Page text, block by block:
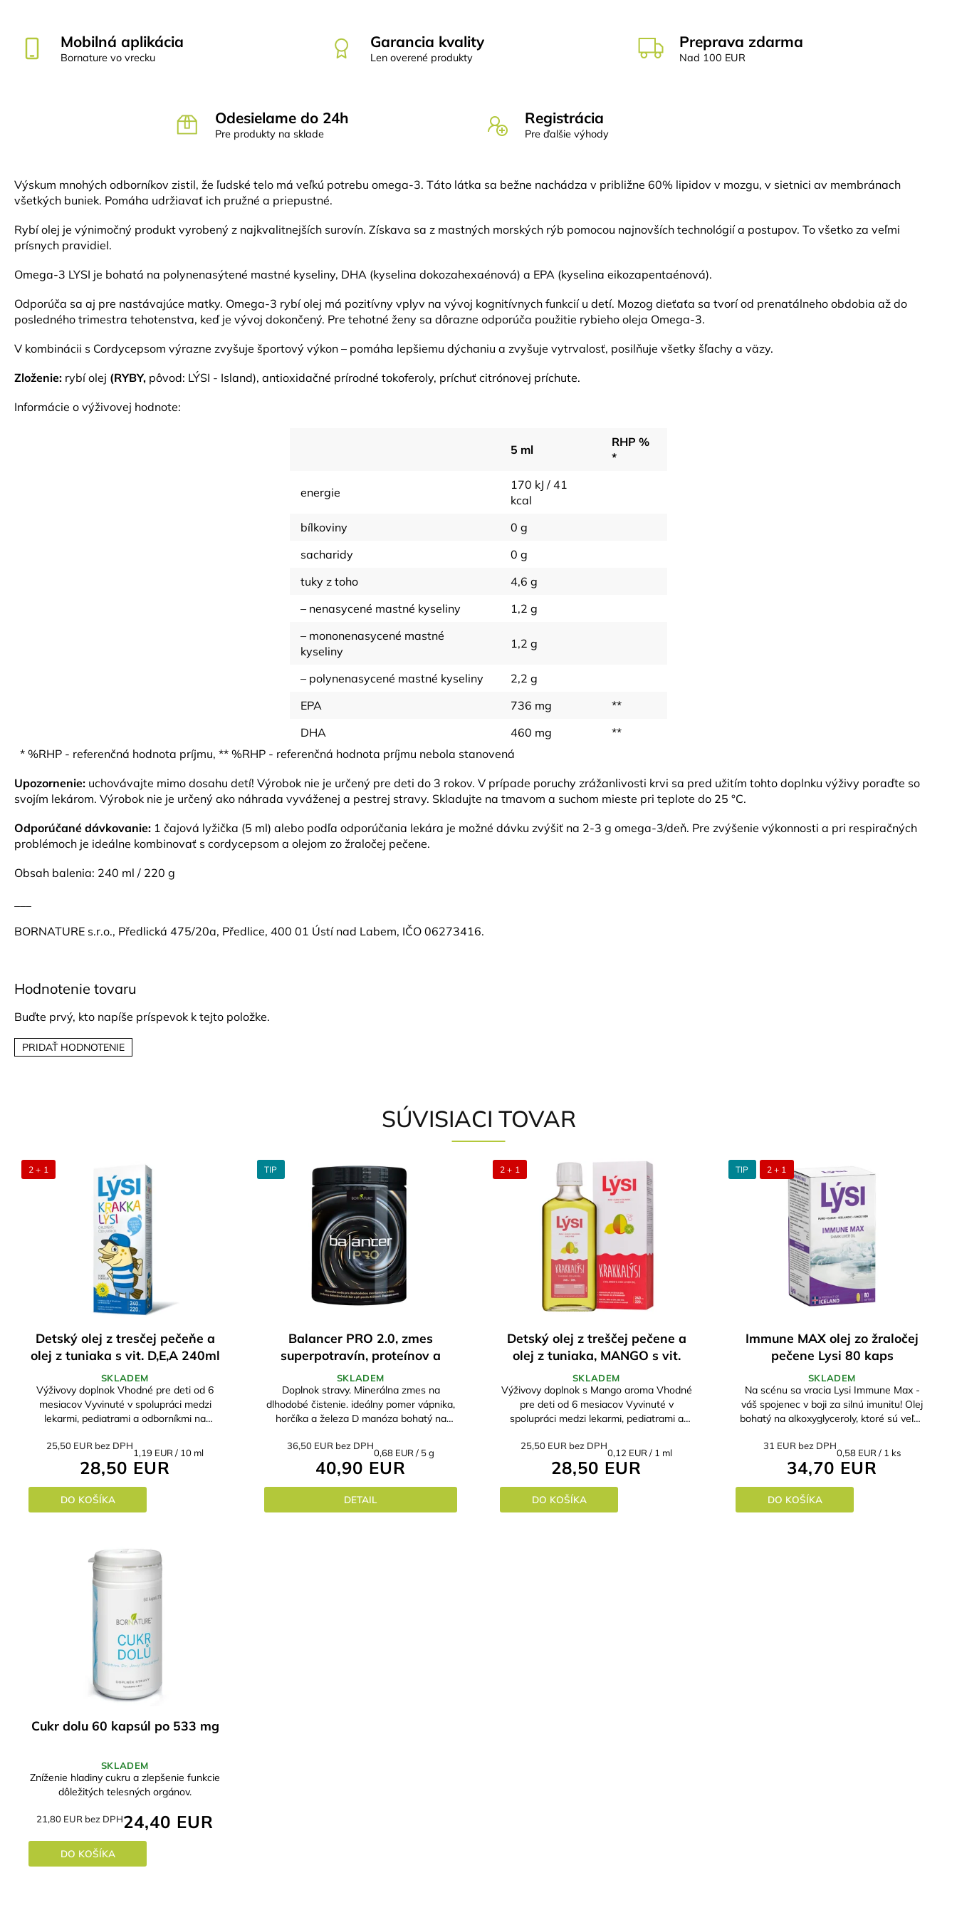
Mobilná aplikácia
Bornature vo vrecku
Garancia kvality
Len overené produkty
Preprava zdarma
Nad 100 EUR
Odesielame do 24h
Pre produkty na sklade
Registrácia
Pre ďalšie výhody
SÚVISIACI TOVAR
2 + 1
Detský olej z tresčej pečeňe a
olej z tuniaka s vit. D,E,A 240ml
SKLADEM
25,50 EUR bez DPH
28,50 EUR
Jednotková
cena:
1,19 EUR / 10 ml
DO KOŠÍKA
Výživovy doplnok Vhodné pre deti od 6
mesiacov Vyvinuté v spolupráci medzi
lekarmi, pediatrami a odborníkmi na
správania výrobok...
TIP
Balancer PRO 2.0, zmes
superpotravín, proteínov a
minerálov 300 g
SKLADEM
36,50 EUR bez DPH
40,90 EUR
Jednotková
cena:
0,68 EUR / 5 g
DETAIL
Doplnok stravy. Minerálna zmes na
dlhodobé čistenie. ideálny pomer vápnika,
horčíka a železa D manóza bohatý na
vhodná na mechanickú...
2 + 1
Detský olej z treščej pečene a
olej z tuniaka, MANGO s vit.
D,E,A 240ml
SKLADEM
25,50 EUR bez DPH
28,50 EUR
Jednotková
cena:
0,12 EUR / 1 ml
DO KOŠÍKA
Výživovy doplnok s Mango aroma Vhodné
pre deti od 6 mesiacov Vyvinuté v
spolupráci medzi lekarmi, pediatrami a
detí a poruchy správania...
TIP 2 + 1
Immune MAX olej zo žraločej
pečene Lysi 80 kaps
SKLADEM
31 EUR bez DPH
34,70 EUR
Jednotková
cena:
0,58 EUR / 1 ks
DO KOŠÍKA
Na scénu sa vracia Lysi Immune Max -
váš spojenec v boji za silnú imunitu! Olej
bohatý na alkoxyglyceroly, ktoré sú veľmi
Cukr dolu 60 kapsúl po 533 mg
SKLADEM
21,80 EUR bez DPH24,40 EUR
DO KOŠÍKA
Zníženie hladiny cukru a zlepšenie funkcie
dôležitých telesných orgánov.
Výskum mnohých odborníkov zistil, že ľudské telo má veľkú potrebu omega-3. Táto látka sa bežne nachádza v približne 60% lipidov v mozgu, v sietnici av membránach
všetkých buniek. Pomáha udržiavať ich pružné a priepustné.
Rybí olej je výnimočný produkt vyrobený z najkvalitnejších surovín. Získava sa z mastných morských rýb pomocou najnovších technológií a postupov. To všetko za veľmi
prísnych pravidiel.
Omega-3 LYSI je bohatá na polynenasýtené mastné kyseliny, DHA (kyselina dokozahexaénová) a EPA (kyselina eikozapentaénová).
Odporúča sa aj pre nastávajúce matky. Omega-3 rybí olej má pozitívny vplyv na vývoj kognitívnych funkcií u detí. Mozog dieťaťa sa tvorí od prenatálneho obdobia až do
posledného trimestra tehotenstva, keď je vývoj dokončený. Pre tehotné ženy sa dôrazne odporúča použitie rybieho oleja Omega-3.
V kombinácii s Cordycepsom výrazne zvyšuje športový výkon – pomáha lepšiemu dýchaniu a zvyšuje vytrvalosť, posilňuje všetky šľachy a väzy.
Zloženie: rybí olej (RYBY, pôvod: LÝSI - Island), antioxidačné prírodné tokoferoly, príchuť citrónovej príchute.
Informácie o výživovej hodnote:
5 ml
RHP %
*
energie
170 kJ / 41
kcal
bílkoviny
0 g
sacharidy
0 g
tuky z toho
4,6 g
– nenasycené mastné kyseliny
1,2 g
– mononenasycené mastné
kyseliny
1,2 g
– polynenasycené mastné kyseliny
2,2 g
EPA
736 mg
**
DHA
460 mg
**
* %RHP - referenčná hodnota príjmu, ** %RHP - referenčná hodnota príjmu nebola stanovená
Upozornenie: uchovávajte mimo dosahu detí! Výrobok nie je určený pre deti do 3 rokov. V prípade poruchy zrážanlivosti krvi sa pred užitím tohto doplnku výživy poraďte so
svojím lekárom. Výrobok nie je určený ako náhrada vyváženej a pestrej stravy. Skladujte na tmavom a suchom mieste pri teplote do 25 °C.
Odporúčané dávkovanie: 1 čajová lyžička (5 ml) alebo podľa odporúčania lekára je možné dávku zvýšiť na 2-3 g omega-3/deň. Pre zvýšenie výkonnosti a pri respiračných
problémoch je ideálne kombinovať s cordycepsom a olejom zo žraločej pečene.
Obsah balenia: 240 ml / 220 g
BORNATURE s.r.o., Předlická 475/20a, Předlice, 400 01 Ústí nad Labem, IČO 06273416.
Hodnotenie tovaru
Buďte prvý, kto napíše príspevok k tejto položke.
PRIDAŤ HODNOTENIE